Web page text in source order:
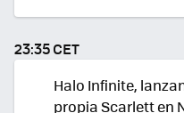
23:35 CET
Halo Infinite,
propia Scarlett en